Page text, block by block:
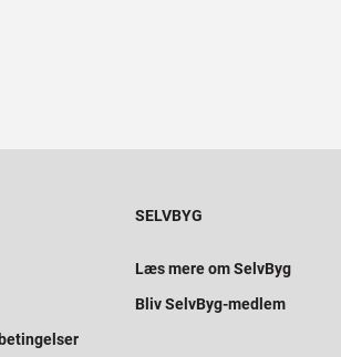
SELVBYG
Læs mere om SelvByg
Bliv SelvByg-medlem